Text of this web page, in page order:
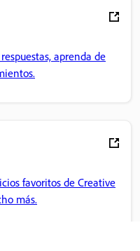
aprenda de
favoritos de Creative
más.